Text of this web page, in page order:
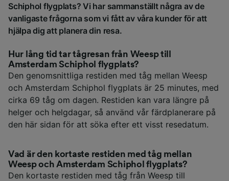
Schiphol flygplats? Vi har sammanställt några av de
vanligaste frågorna som vi fått av våra kunder för att
hjälpa dig att planera din resa.
Hur lång tid tar tågresan från Weesp till
Amsterdam Schiphol flygplats?
Den genomsnittliga restiden med tåg mellan Weesp
och Amsterdam Schiphol flygplats är 25 minutes, med
cirka 69 tåg om dagen. Restiden kan vara längre på
helger och helgdagar, så använd vår färdplanerare på
den här sidan för att söka efter ett visst resedatum.
Vad är den kortaste restiden med tåg mellan
Weesp och Amsterdam Schiphol flygplats?
Den kortaste restiden med tåg från Weesp till